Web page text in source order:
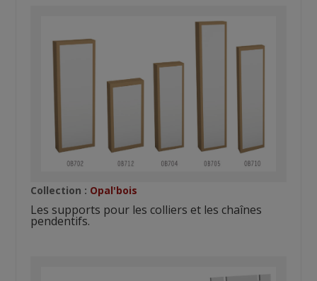
Collection : Opal'bois
Les supports pour les colliers et les chaînes
pendentifs.